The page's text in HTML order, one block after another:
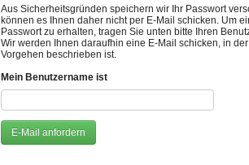
Aus Sicherheitsgründen speichern wir Ihr Passwort
können es Ihnen daher nicht per E-Mail schicken. Um
Passwort zu erhalten, tragen Sie unten bitte Ihren
Wir werden Ihnen daraufhin eine E-Mail schicken, in
Vorgehen beschrieben ist.
Mein Benutzername ist